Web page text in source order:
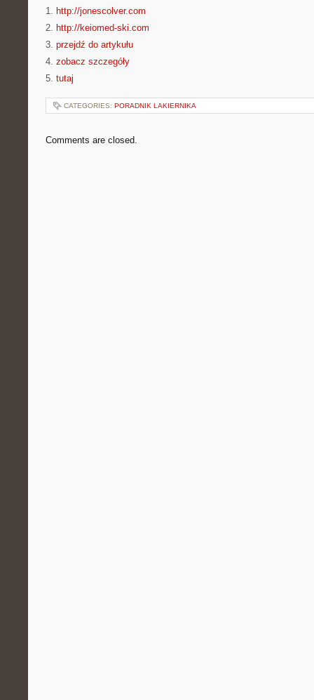
1. http://jonescolver.com
2. http://keiomed-ski.com
3. przejdź do artykułu
4. zobacz szczegóły
5. tutaj
CATEGORIES: PORADNIK LAKIERNIKA
Comments are closed.